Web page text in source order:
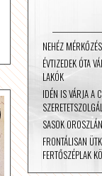
NEHÉZ
ÉVTIZEDEK ÓTA
LAKÓK
IDÉN IS VÁRJA A
SASOK
FRONTÁLISAN
FERTŐSZÉPLAK